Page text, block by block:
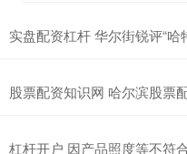
实盘配资杠杆 华尔街锐评“哈
股票配资知识网 哈尔滨股票
杠杆开户 因产品照度等不符